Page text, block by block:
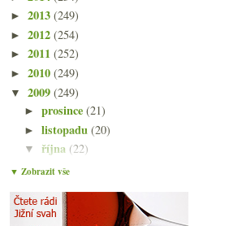
► 2013 (249)
► 2012 (254)
► 2011 (252)
► 2010 (249)
▼ 2009 (249)
►prosince(21)
►listopadu(20)
▼října (22)
Večeře s encyklopedií ohrožených druhů
Různé vinné zprávy, nejen dobré
Pět domácích pinotů ročníku 2004
▼ Zobrazit vše